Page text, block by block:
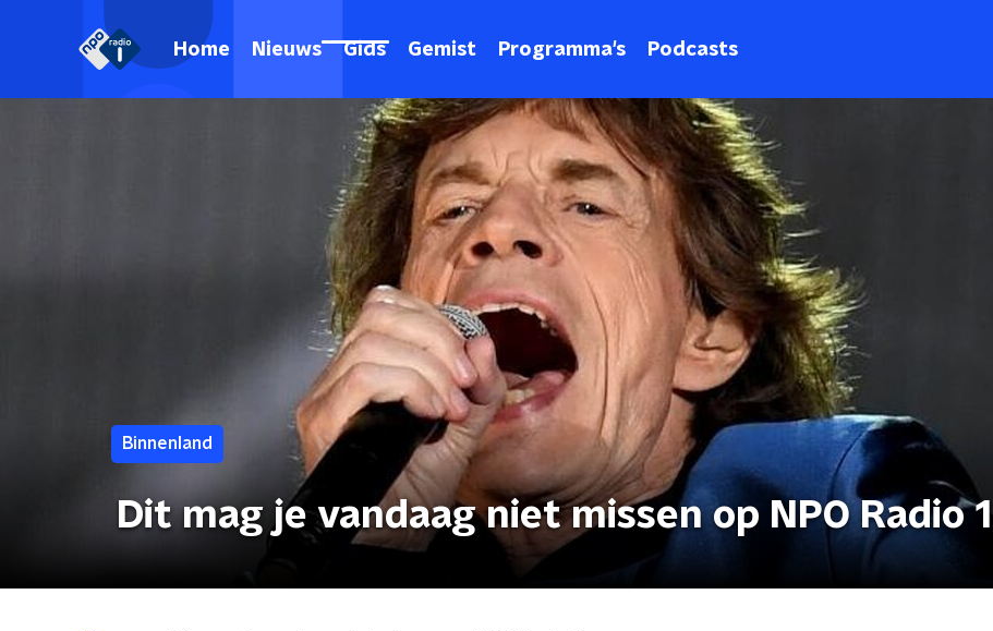
Home Nieuws Gids Gemist Programma's Podcasts
Binnenland
Dit mag je vandaag niet missen op NPO Radio 1